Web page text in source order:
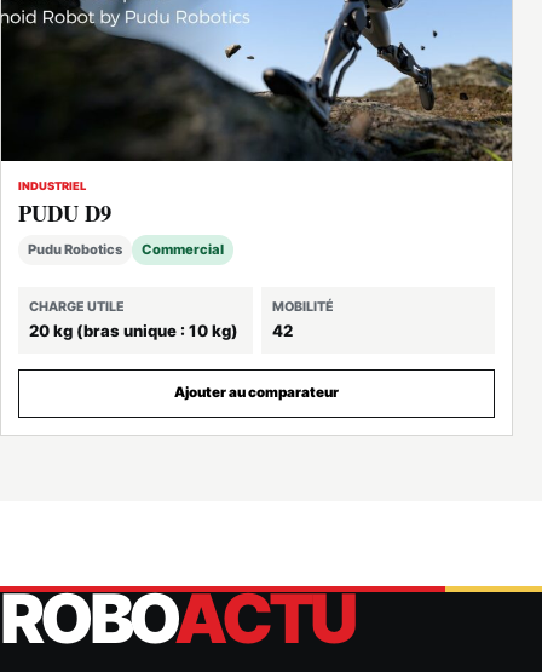
INDUSTRIEL
PUDU D9
Pudu Robotics Commercial
CHARGE UTILE
20 kg (bras unique : 10 kg)
MOBILITÉ
42
Ajouter au comparateur
ROBOACTU